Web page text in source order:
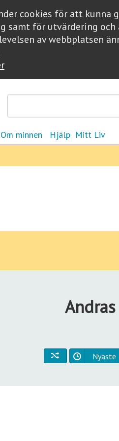
cookies för att kunna
samt för utvärdering
av webbplatsen
Om minnen Hjälp Mitt Liv
Nyaste